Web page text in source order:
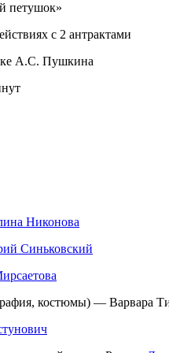
петушок»
с 2 антрактами
А.С. Пушкина
Никонова
Синьковский
костюмы) — Варвара